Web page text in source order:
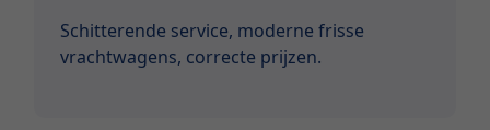
Schitterende service, moderne frisse
vrachtwagens, correcte prijzen.